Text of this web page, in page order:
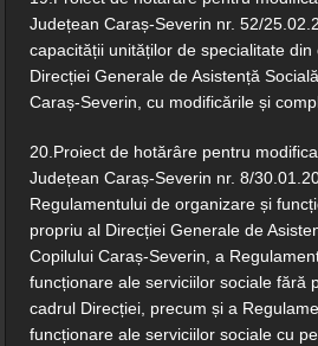
Județean Caraș-Severin nr. 52/
capacității unităților de specialitate
Direcției Generale de Asistență
Caraș-Severin, cu modificările și
20.Proiect de hotărâre pentru
Județean Caraș-Severin nr. 8/
Regulamentului de organizare și
propriu al Direcției Generale de
Copilului Caraș-Severin, a
funcționare ale serviciilor sociale fără
cadrul Direcției, precum și a
funcționare ale serviciilor sociale cu